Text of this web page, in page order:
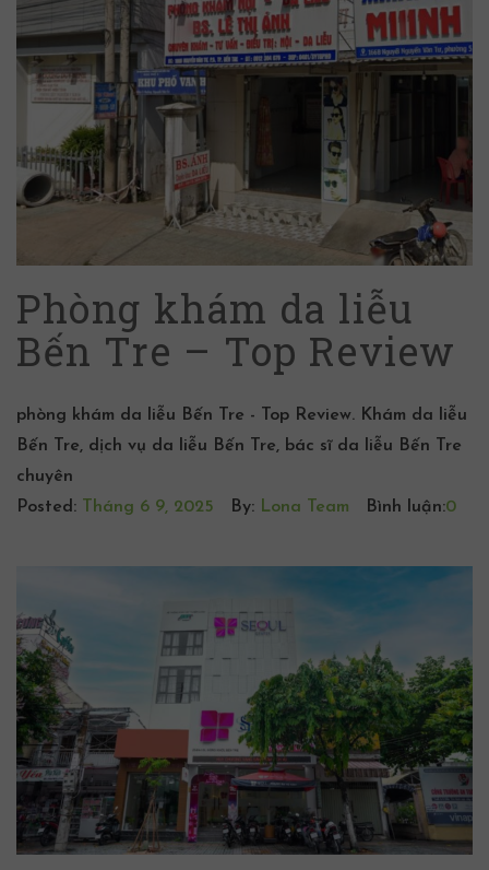
Phòng khám da liễu
Bến Tre – Top Review
phòng khám da liễu Bến Tre - Top Review. Khám da liễu
Bến Tre, dịch vụ da liễu Bến Tre, bác sĩ da liễu Bến Tre
chuyên
Posted:
Tháng 6 9, 2025 By: Lona Team Bình luận:0